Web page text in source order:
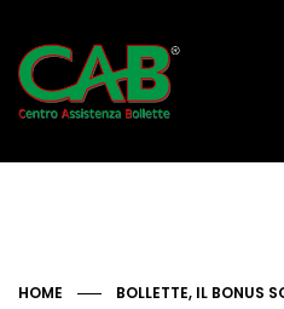
HOME
BOLLETTE, IL BONUS